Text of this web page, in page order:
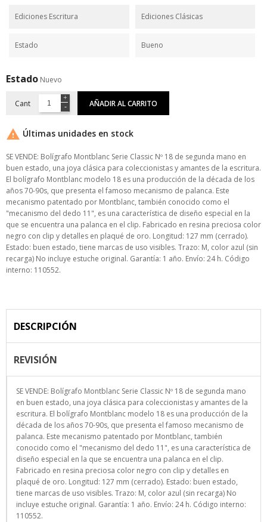
Ediciones Escritura Ediciones Clásicas
Estado Bueno
Estado Nuevo
Cant AÑADIR AL CARRITO
 Últimas unidades en stock
SE VENDE: Bolígrafo Montblanc Serie Classic Nº 18 de segunda mano en
buen estado, una joya clásica para coleccionistas y amantes de la escritura.
El bolígrafo Montblanc modelo 18 es una producción de la década de los
años 70-90s, que presenta el famoso mecanismo de palanca. Este
mecanismo patentado por Montblanc, también conocido como el
"mecanismo del dedo 11", es una característica de diseño especial en la
que se encuentra una palanca en el clip. Fabricado en resina preciosa color
negro con clip y detalles en plaqué de oro. Longitud: 127 mm (cerrado).
Estado: buen estado, tiene marcas de uso visibles. Trazo: M, color azul (sin
recarga) No incluye estuche original. Garantía: 1 año. Envío: 24 h. Código
interno: 110552.
DESCRIPCIÓN
REVISIÓN
SE VENDE: Bolígrafo Montblanc Serie Classic Nº 18 de segunda mano
en buen estado, una joya clásica para coleccionistas y amantes de la
escritura. El bolígrafo Montblanc modelo 18 es una producción de la
década de los años 70-90s, que presenta el famoso mecanismo de
palanca. Este mecanismo patentado por Montblanc, también
conocido como el "mecanismo del dedo 11", es una característica de
diseño especial en la que se encuentra una palanca en el clip.
Fabricado en resina preciosa color negro con clip y detalles en
plaqué de oro. Longitud: 127 mm (cerrado). Estado: buen estado,
tiene marcas de uso visibles. Trazo: M, color azul (sin recarga) No
incluye estuche original. Garantía: 1 año. Envío: 24 h. Código interno:
110552.